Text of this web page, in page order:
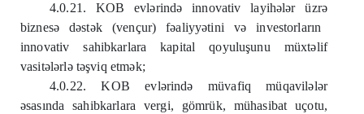
4.0.21. KOB evlərində innovativ layihələr üzrə
biznesə dəstək (vençur) fəaliyyətini və investorların
innovativ sahibkarlara kapital qoyuluşunu müxtəlif
vasitələrlətəşviq etmək;
4.0.22. KOB evlərində müvafiq müqavilələr
əsasında sahibkarlara vergi, gömrük, mühasibat uçotu,